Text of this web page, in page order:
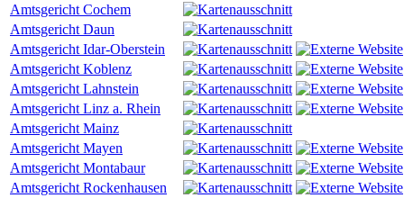
Amtsgericht Cochem
Amtsgericht Daun
Amtsgericht Idar-Oberstein
Amtsgericht Koblenz
Amtsgericht Lahnstein
Amtsgericht Linz a. Rhein
Amtsgericht Mainz
Amtsgericht Mayen
Amtsgericht Montabaur
Amtsgericht Rockenhausen